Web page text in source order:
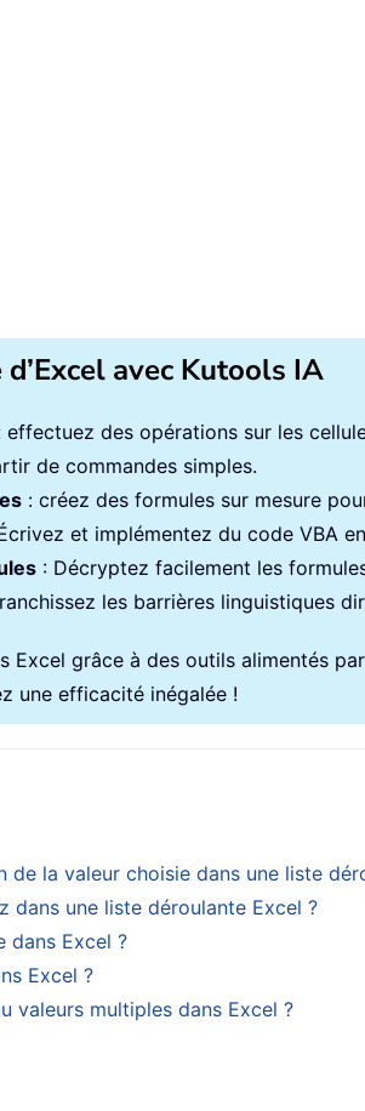
avec Kutools IA
effectuez des opérations sur les
de commandes simples.
: créez des formules sur mesure
et implémentez du code VBA
: Décryptez facilement les
les barrières linguistiques
Excel grâce à des outils alimentés
une efficacité inégalée !
la valeur choisie dans une liste
dans une liste déroulante Excel ?
dans Excel ?
Excel ?
valeurs multiples dans Excel ?